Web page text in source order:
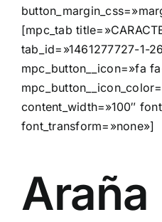
[mpc_tab
tab_id=»1461277727-1-
mpc_button__icon=»fa
content_width=»100″
font_transform=»none»]
Araña